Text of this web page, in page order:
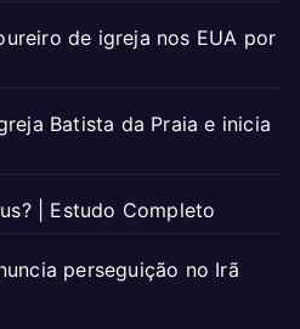
de igreja nos EUA por
Batista da Praia e inicia
| Estudo Completo
perseguição no Irã